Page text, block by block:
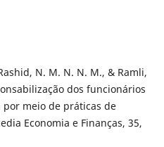
N. M. N. N. M., & Ramli,
dos funcionários
meio de práticas de
Economia e Finanças, 35,